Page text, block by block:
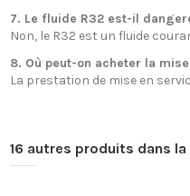
7. Le fluide R32 est-il
Non, le R32 est un fluide
8. Où peut-on acheter la
La prestation de mise en
16 autres produits dans